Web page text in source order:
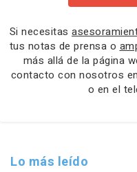
Si necesitas
tus notas de prensa o
más allá de la página
contacto con nosotros en
o en el
Lo más leído